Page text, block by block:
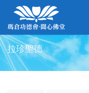
拉珍聖德